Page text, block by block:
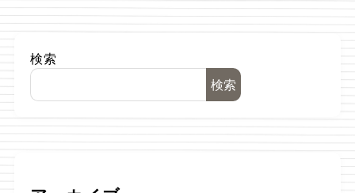
検索
検索